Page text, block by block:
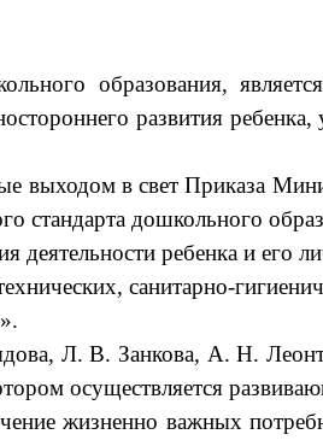
образования,
развития
выходом в свет Приказа
стандарта дошкольного
деятельности ребенка и его
санитарно-
Л. В. Занкова, А. Н.
осуществляется
жизненно важных